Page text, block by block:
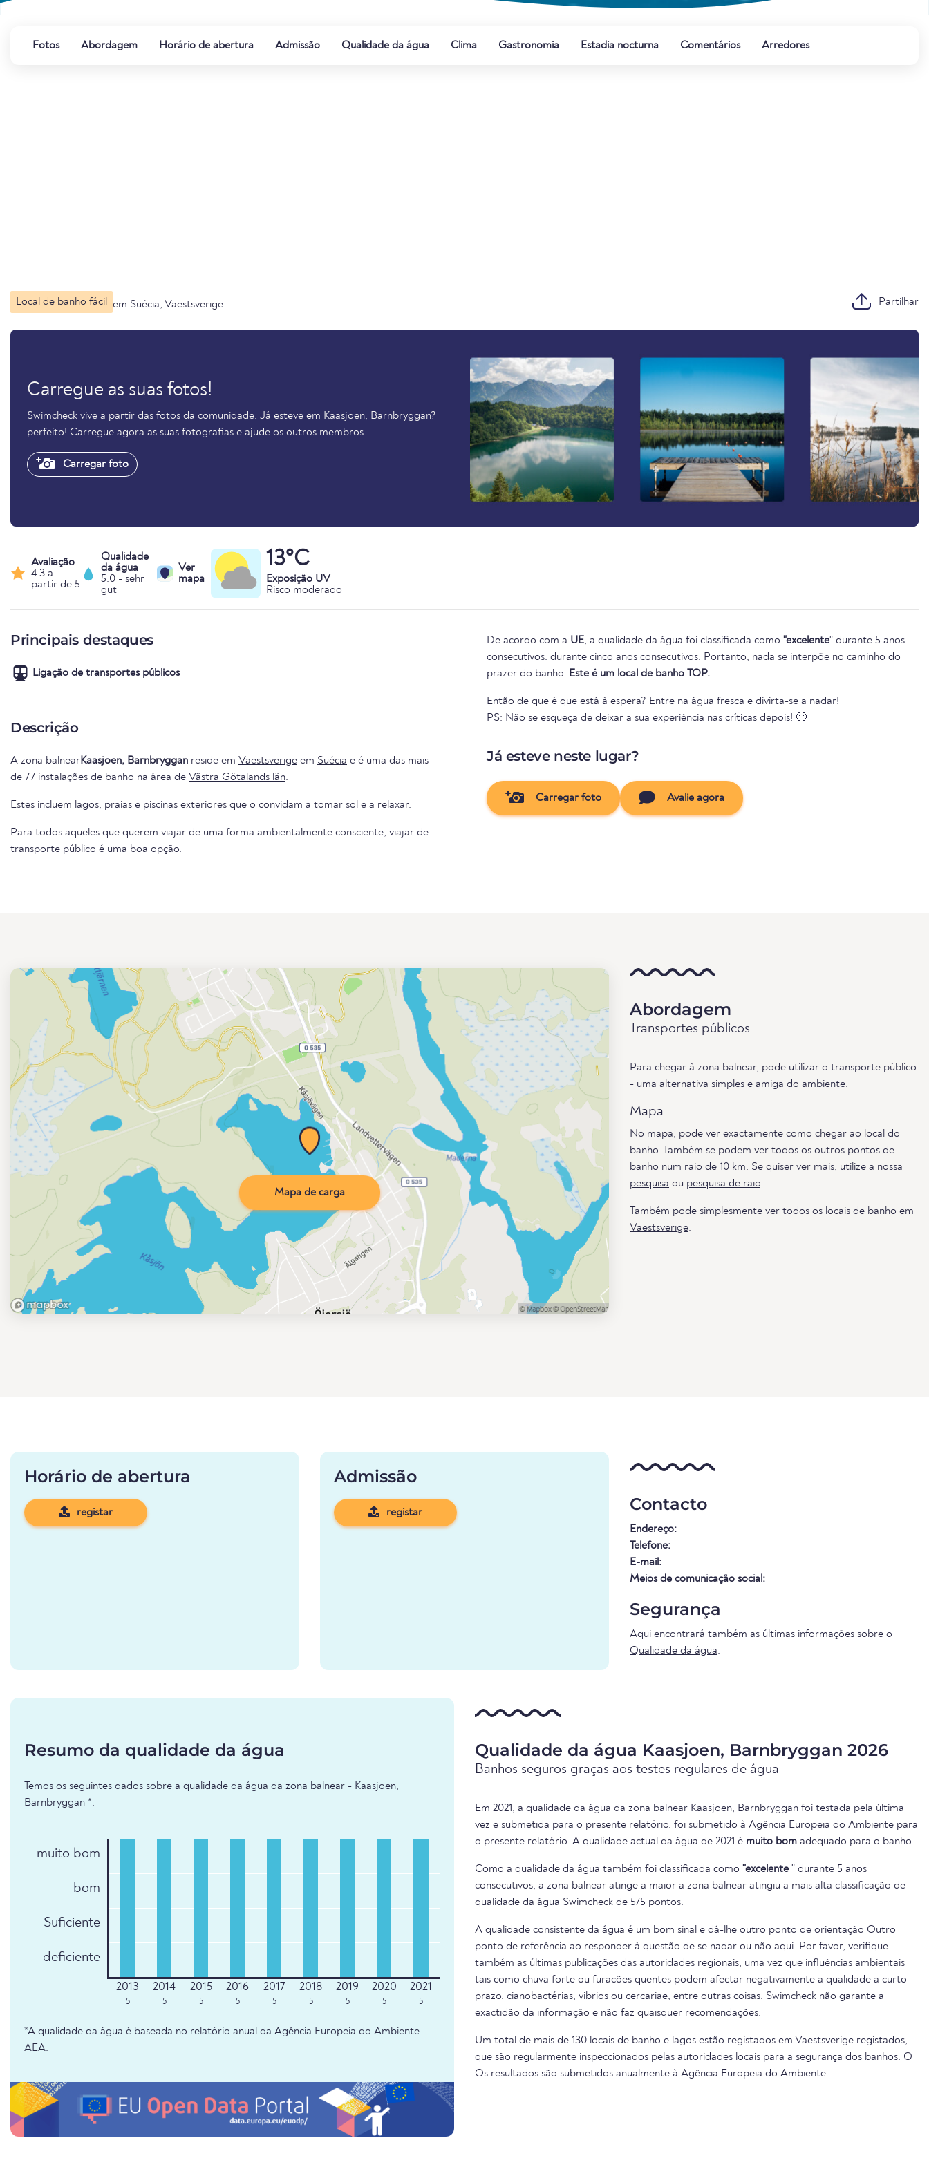
Fotos Abordagem Horário de abertura Admissão Qualidade da água Clima Gastronomia Estadia nocturna Comentários Arredores
Local de banho fácil em Suécia, Vaestsverige Partilhar
Carregue as suas fotos!
Swimcheck vive a partir das fotos da comunidade. Já esteve em Kaasjoen, Barnbryggan?
perfeito! Carregue agora as suas fotografias e ajude os outros membros.
Carregar foto
Avaliação
4.3 a
partir de 5
Qualidade
da água
5.0 - sehr
gut
Ver
mapa
13°C
Exposição UV
Risco moderado
Principais destaques
Ligação de transportes públicos
Descrição
A zona balnearKaasjoen, Barnbryggan reside em Vaestsverige em Suécia e é uma das mais
de 77 instalações de banho na área de Västra Götalands län.
Estes incluem lagos, praias e piscinas exteriores que o convidam a tomar sol e a relaxar.
Para todos aqueles que querem viajar de uma forma ambientalmente consciente, viajar de
transporte público é uma boa opção.
De acordo com a UE, a qualidade da água foi classificada como "excelente" durante 5 anos
consecutivos. durante cinco anos consecutivos. Portanto, nada se interpõe no caminho do
prazer do banho. Este é um local de banho TOP.
Então de que é que está à espera? Entre na água fresca e divirta-se a nadar!
PS: Não se esqueça de deixar a sua experiência nas críticas depois! 🙂
Já esteve neste lugar?
Carregar foto Avalie agora
Mapa de carga
Abordagem
Transportes públicos
Para chegar à zona balnear, pode utilizar o transporte público
- uma alternativa simples e amiga do ambiente.
Mapa
No mapa, pode ver exactamente como chegar ao local do
banho. Também se podem ver todos os outros pontos de
banho num raio de 10 km. Se quiser ver mais, utilize a nossa
pesquisa ou pesquisa de raio.
Também pode simplesmente ver todos os locais de banho em
Vaestsverige.
Horário de abertura
registar
Admissão
registar Contacto
Endereço:
Telefone:
E-mail:
Meios de comunicação social:
Segurança
Aqui encontrará também as últimas informações sobre o
Qualidade da água.
Resumo da qualidade da água
Temos os seguintes dados sobre a qualidade da água da zona balnear - Kaasjoen,
Barnbryggan *.
muito bom
bom
Suficiente
deficiente
5 5 5 5 5 5 5 5 5
*A qualidade da água é baseada no relatório anual da Agência Europeia do Ambiente
AEA.
Qualidade da água Kaasjoen, Barnbryggan 2026
Banhos seguros graças aos testes regulares de água
Em 2021, a qualidade da água da zona balnear Kaasjoen, Barnbryggan foi testada pela última
vez e submetida para o presente relatório. foi submetido à Agência Europeia do Ambiente para
o presente relatório. A qualidade actual da água de 2021 é muito bom adequado para o banho.
Como a qualidade da água também foi classificada como "excelente " durante 5 anos
consecutivos, a zona balnear atinge a maior a zona balnear atingiu a mais alta classificação de
qualidade da água Swimcheck de 5/5 pontos.
A qualidade consistente da água é um bom sinal e dá-lhe outro ponto de orientação Outro
ponto de referência ao responder à questão de se nadar ou não aqui. Por favor, verifique
também as últimas publicações das autoridades regionais, uma vez que influências ambientais
tais como chuva forte ou furacões quentes podem afectar negativamente a qualidade a curto
prazo. cianobactérias, vibrios ou cercariae, entre outras coisas. Swimcheck não garante a
exactidão da informação e não faz quaisquer recomendações.
Um total de mais de 130 locais de banho e lagos estão registados em Vaestsverige registados,
que são regularmente inspeccionados pelas autoridades locais para a segurança dos banhos. O
Os resultados são submetidos anualmente à Agência Europeia do Ambiente.